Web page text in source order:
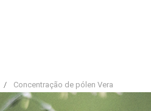
/ Concentração de pólen Vera